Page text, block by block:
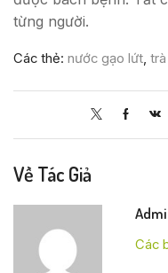
từng người.
Các thẻ: nước gạo lứt
Về Tác Giả
Các